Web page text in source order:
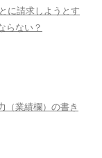
に請求しようとす
らない？
（業績欄）の書き